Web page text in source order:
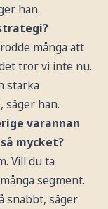
han.
många att
tror vi inte nu.
starka
säger han.
varannan
mycket?
Vill du ta
segment.
snabbt, säger